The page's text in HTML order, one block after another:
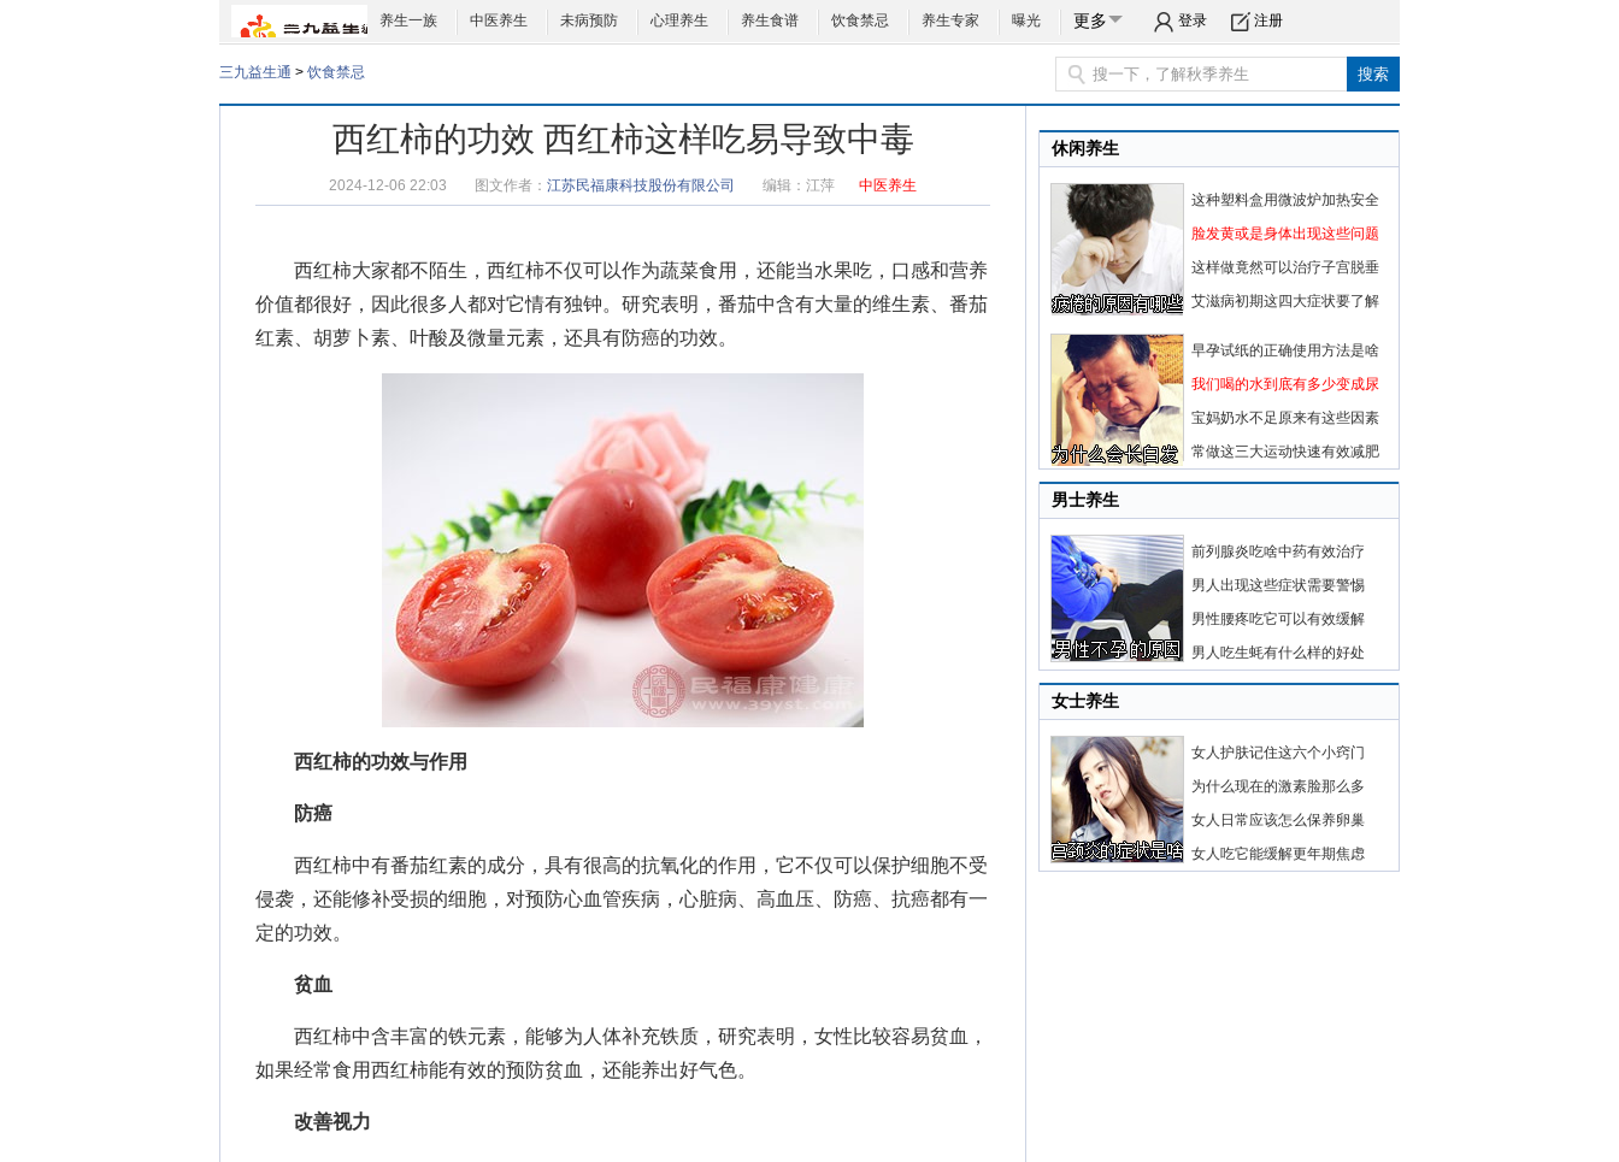
养生一族 中医养生 未病预防 心理养生 养生食谱 饮食禁忌 养生专家 曝光 更多 登录 注册
三九益生通 > 饮食禁忌
西红柿的功效 西红柿这样吃易导致中毒
2024-12-06 22:03 图文作者： 江苏民福康科技股份有限公司 编辑： 江萍 中医养生
西红柿大家都不陌生，西红柿不仅可以作为蔬菜食用，还能当水果吃，口感和营养
价值都很好，因此很多人都对它情有独钟。研究表明，番茄中含有大量的维生素、番茄
红素、胡萝卜素、叶酸及微量元素，还具有防癌的功效。
西红柿的功效与作用
防癌
西红柿中有番茄红素的成分，具有很高的抗氧化的作用，它不仅可以保护细胞不受
侵袭，还能修补受损的细胞，对预防心血管疾病，心脏病、高血压、防癌、抗癌都有一
定的功效。
贫血
西红柿中含丰富的铁元素，能够为人体补充铁质，研究表明，女性比较容易贫血，
如果经常食用西红柿能有效的预防贫血，还能养出好气色。
改善视力
休闲养生
这种塑料盒用微波炉加热安全
脸发黄或是身体出现这些问题
这样做竟然可以治疗子宫脱垂
艾滋病初期这四大症状要了解
早孕试纸的正确使用方法是啥
我们喝的水到底有多少变成尿
宝妈奶水不足原来有这些因素
常做这三大运动快速有效减肥
男士养生
前列腺炎吃啥中药有效治疗
男人出现这些症状需要警惕
男性腰疼吃它可以有效缓解
男人吃生蚝有什么样的好处
女士养生
女人护肤记住这六个小窍门
为什么现在的激素脸那么多
女人日常应该怎么保养卵巢
女人吃它能缓解更年期焦虑